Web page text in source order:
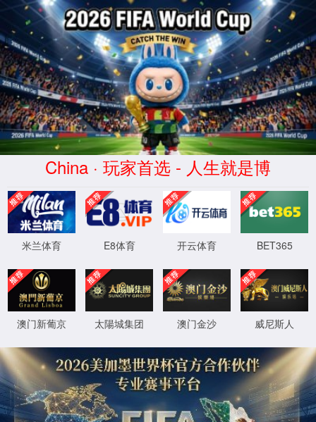
首页 创绿活动
政策文件
绿色学校创建专题网
绿色学校创建专题网
绿色学校创建专题网